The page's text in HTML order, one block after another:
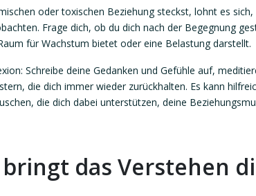
oder toxischen Beziehung steckst, lohnt es
Frage dich, ob du dich nach der Begegnung
für Wachstum bietet oder eine Belastung darstellt.
Schreibe deine Gedanken und Gefühle auf,
die dich immer wieder zurückhalten. Es kann
die dich dabei unterstützen, deine
das Verstehen